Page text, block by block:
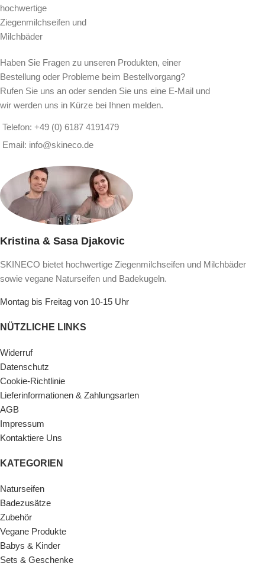
hochwertige
Ziegenmilchseifen und
Milchbäder
Haben Sie Fragen zu unseren Produkten, einer
Bestellung oder Probleme beim Bestellvorgang?
Rufen Sie uns an oder senden Sie uns eine E-Mail und
wir werden uns in Kürze bei Ihnen melden.
Telefon: +49 (0) 6187 4191479
Email: info@skineco.de
Kristina & Sasa Djakovic
SKINECO bietet hochwertige Ziegenmilchseifen und Milchbäder
sowie vegane Naturseifen und Badekugeln.
Montag bis Freitag von 10-15 Uhr
NÜTZLICHE LINKS
Widerruf
Datenschutz
Cookie-Richtlinie
Lieferinformationen & Zahlungsarten
AGB
Impressum
Kontaktiere Uns
KATEGORIEN
Naturseifen
Badezusätze
Zubehör
Vegane Produkte
Babys & Kinder
Sets & Geschenke